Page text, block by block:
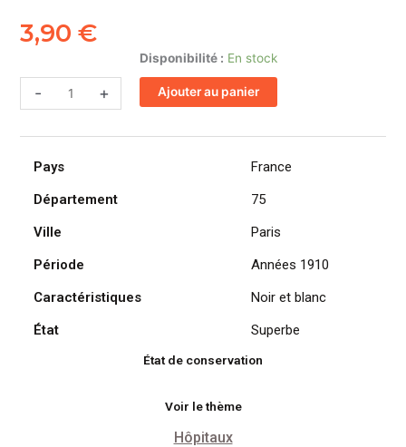
3,90€
Disponibilité : En stock
-
de
CPA
École
Infirmières,
Démonstration
mannequin
+ Ajouter au panier
Pays
France
Département
75
Ville
Paris
Période
Années 1910
Caractéristiques
Noir et blanc
État
Superbe
État de conservation
Voir le thème
Hôpitaux